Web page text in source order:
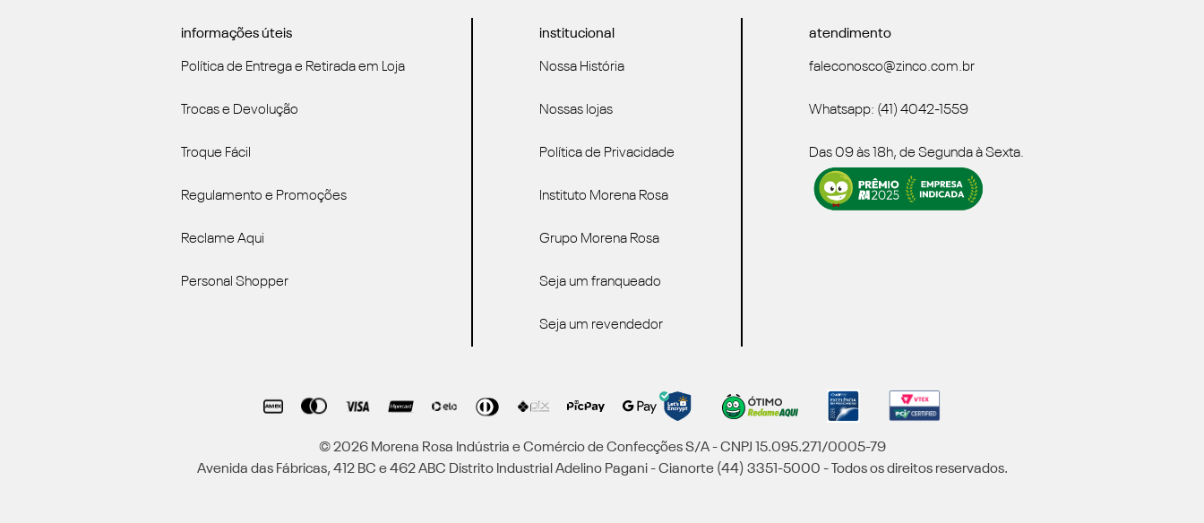
informações úteis
Política de Entrega e Retirada em Loja
Trocas e Devolução
Troque Fácil
Regulamento e Promoções
Reclame Aqui
Personal Shopper
institucional
Nossa História
Nossas lojas
Política de Privacidade
Instituto Morena Rosa
Grupo Morena Rosa
Seja um franqueado
Seja um revendedor
atendimento
faleconosco@zinco.com.br
Whatsapp: (41) 4042-1559
Das 09 às 18h, de Segunda à Sexta.
© 2026 Morena Rosa Indústria e Comércio de Confecções S/A - CNPJ 15.095.271/0005-79
Avenida das Fábricas, 412 BC e 462 ABC Distrito Industrial Adelino Pagani - Cianorte (44) 3351-5000 - Todos os direitos reservados.